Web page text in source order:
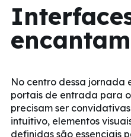
No centro dessa jornada
portais de entrada para
precisam ser
intuitivo, elementos
definidas são essenciais